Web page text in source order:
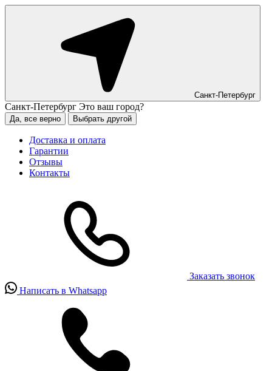
Санкт-Петербург
Санкт-Петербург Это ваш город?
Да, все верно Выбрать другой
Доставка и оплата
Гарантии
Отзывы
Контакты
Заказать звонок
Написать в Whatsapp